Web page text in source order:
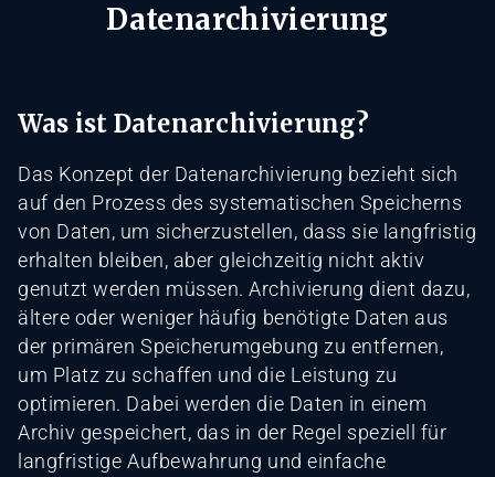
Datenarchivierung
Was ist Datenarchivierung?
Das Konzept der Datenarchivierung bezieht sich
auf den Prozess des systematischen Speicherns
von Daten, um sicherzustellen, dass sie langfristig
erhalten bleiben, aber gleichzeitig nicht aktiv
genutzt werden müssen. Archivierung dient dazu,
ältere oder weniger häufig benötigte Daten aus
der primären Speicherumgebung zu entfernen,
um Platz zu schaffen und die Leistung zu
optimieren. Dabei werden die Daten in einem
Archiv gespeichert, das in der Regel speziell für
langfristige Aufbewahrung und einfache